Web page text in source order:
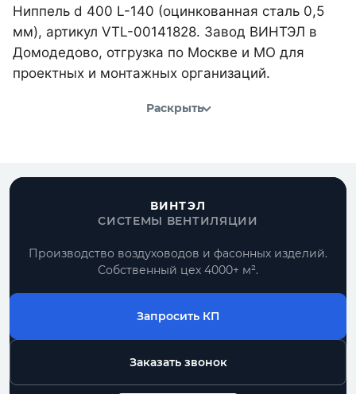
Ниппель d 400 L-140 (оцинкованная сталь 0,5
мм), артикул VTL-00141828. Завод ВИНТЭЛ в
Домодедово, отгрузка по Москве и МО для
проектных и монтажных организаций.
Раскрыть
ВИНТЭЛ
СИСТЕМЫ ВЕНТИЛЯЦИИ
Производство воздуховодов и фасонных изделий.
Собственный цех 4000+ м².
Запросить КП
Заказать звонок